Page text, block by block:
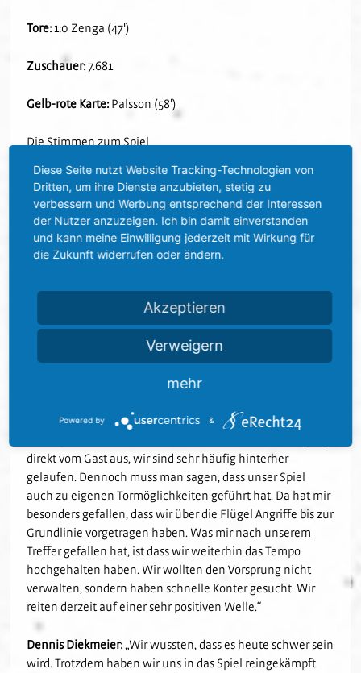
Tore: 1:0 Zenga (47')
Zuschauer:7.681
Gelb-rote Karte: Palsson (58')
Die Stimmen zum Spiel
Mikayil Kabaca:„Das war von der ersten Minute an ein hart
umkämpftes Spiel mit der Riesenchance für Darmstadt
nach nur ein paar Sekunden. Mit der Zeit sind wir dann
etwas besser ins Spiel gekommen, weil die Mannschaft die
zugegebenermaßen unerwartete Spielweise der
gesehen, dass man in dieser Liga gegen keinen Gegner
auch nur eine Sekunde lang nachlassen darf, auch nicht
gegen zehn Mann. Wenn man sich am Ende aber die
Chancen ansieht, dann würde ich sagen, wir haben
verdient gewonnen.“
schwer ins Spiel gefunden, wir haben die Darmstädter
direkt vom Gast aus, wir sind sehr häufig hinterher
gelaufen. Dennoch muss man sagen, dass unser Spiel
auch zu eigenen Tormöglichkeiten geführt hat. Da hat mir
besonders gefallen, dass wir über die Flügel Angriffe bis zur
Grundlinie vorgetragen haben. Was mir nach unserem
Treffer gefallen hat, ist dass wir weiterhin das Tempo
hochgehalten haben. Wir wollten den Vorsprung nicht
verwalten, sondern haben schnelle Konter gesucht. Wir
reiten derzeit auf einer sehr positiven Welle.“
Dennis Diekmeier: „Wir wussten, dass es heute schwer sein
wird. Trotzdem haben wir uns in das Spiel reingekämpft
Diese Seite nutzt Website Tracking-Technologien von
Dritten, um ihre Dienste anzubieten, stetig zu
verbessern und Werbung entsprechend der Interessen
der Nutzer anzuzeigen. Ich bin damit einverstanden
und kann meine Einwilligung jederzeit mit Wirkung für
die Zukunft widerrufen oder ändern.
Akzeptieren
Verweigern
mehr
Powered by &